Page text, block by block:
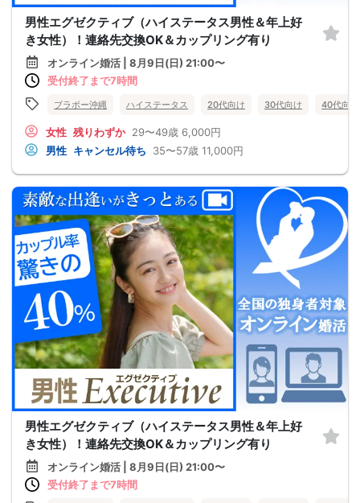
男性エグゼクティブ（ハイステータス男性＆年上好
き女性）！連絡先交換OK＆カップリング有り
オンライン婚活 | 8月9日(日) 21:00〜
受付終了まで7時間
ブラボー沖縄 ハイステータス 20代向け 30代向け 40代向け
女性 残りわずか 29〜49歳 6,000円
男性 キャンセル待ち 35〜57歳 11,000円
男性エグゼクティブ（ハイステータス男性＆年上好
き女性）！連絡先交換OK＆カップリング有り
オンライン婚活 | 8月9日(日) 21:00〜
受付終了まで7時間